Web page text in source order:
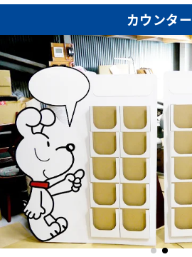
カウンター